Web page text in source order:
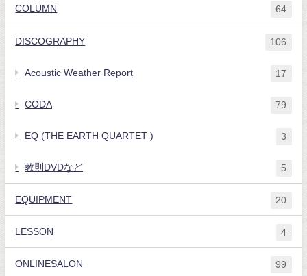
COLUMN 64
DISCOGRAPHY 106
Acoustic Weather Report 17
CODA 79
EQ (THE EARTH QUARTET ) 3
教則DVDなど 5
EQUIPMENT 20
LESSON 4
ONLINESALON 99